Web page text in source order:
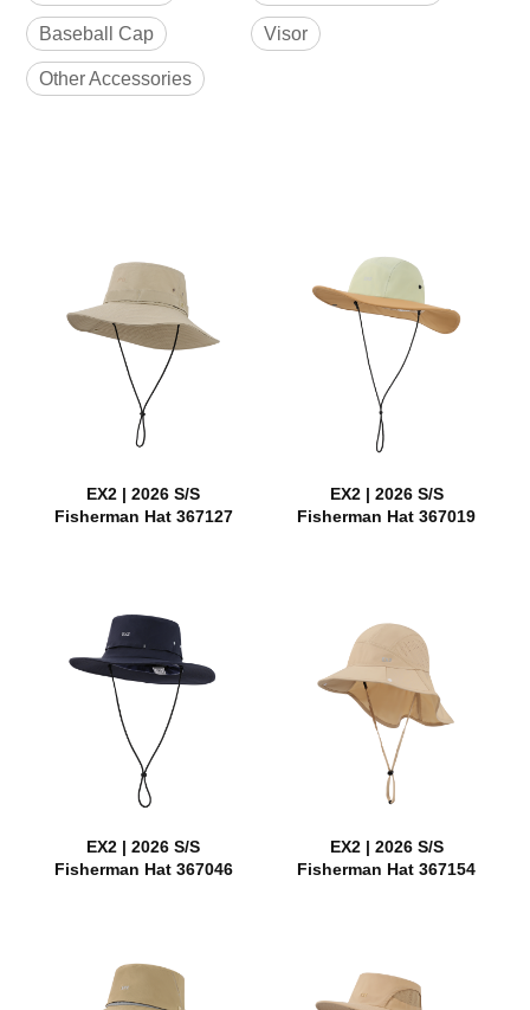
Baseball Cap Visor
Other Accessories
EX2 | 2026 S/S
Fisherman Hat 367127
EX2 | 2026 S/S
Fisherman Hat 367019
EX2 | 2026 S/S
Fisherman Hat 367046
EX2 | 2026 S/S
Fisherman Hat 367154